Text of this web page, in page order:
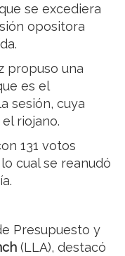
se excediera
opositora
propuso una
es el
sesión, cuya
riojano.
131 votos
cual se reanudó
Presupuesto y
(LLA), destacó